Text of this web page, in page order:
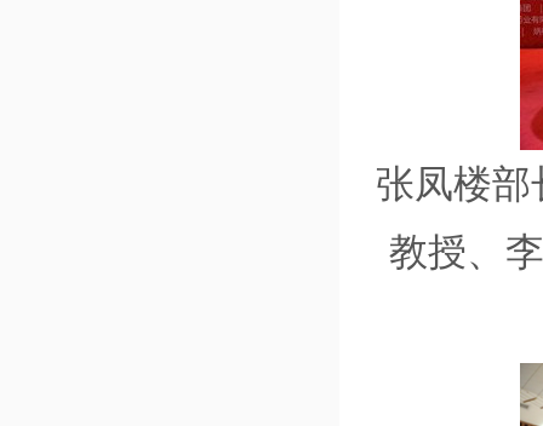
张凤楼
教授、